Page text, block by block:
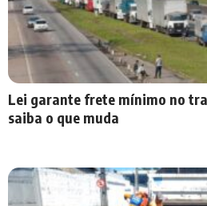
Lei garante frete mínimo no
saiba o que muda